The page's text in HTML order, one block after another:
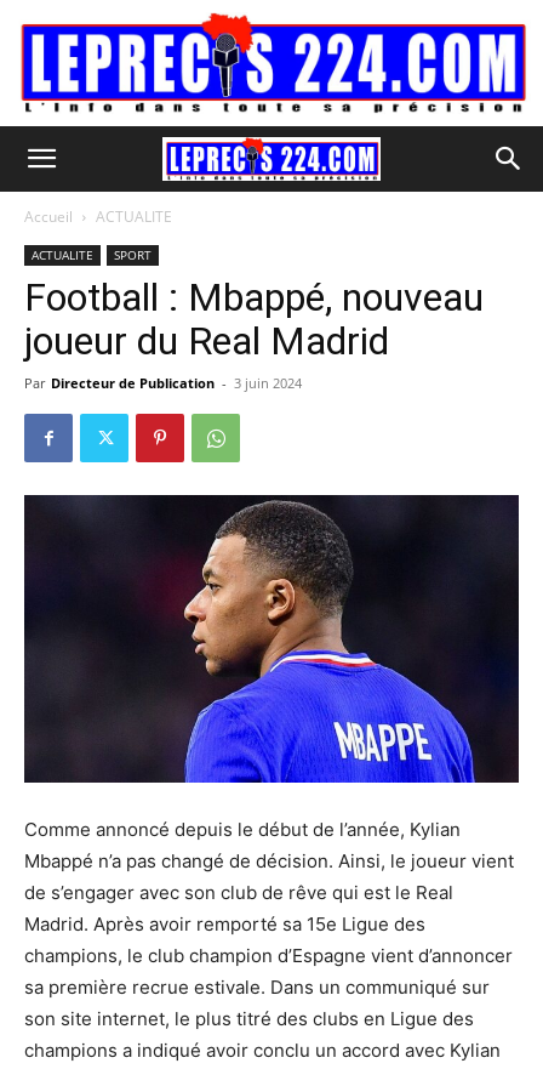
Accueil ACTUALITE
ACTUALITE SPORT
Football : Mbappé, nouveau
joueur du Real Madrid
Par Directeur de Publication - 3 juin 2024
Comme annoncé depuis le début de l’année, Kylian
Mbappé n’a pas changé de décision. Ainsi, le joueur vient
de s’engager avec son club de rêve qui est le Real
Madrid. Après avoir remporté sa 15e Ligue des
champions, le club champion d’Espagne vient d’annoncer
sa première recrue estivale. Dans un communiqué sur
son site internet, le plus titré des clubs en Ligue des
champions a indiqué avoir conclu un accord avec Kylian